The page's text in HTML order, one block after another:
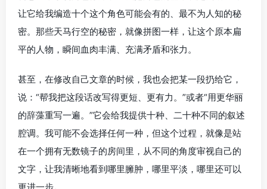
让它给我编造十个这个角色可能会有的、最不为人知的秘
密。那些天马行空的秘密，就像拼图一样，让这个原本扁
平的人物，瞬间血肉丰满、充满矛盾和张力。
甚至，在修改自己文章的时候，我也会把某一段扔给它，
说：“帮我把这段话改写得更短、更有力。”或者“用更华丽
的辞藻重写一遍。”它会给我提供十种、二十种不同的叙述
腔调。我可能不会选择任何一种，但这个过程，就像是站
在一个拥有无数镜子的房间里，从不同的角度审视自己的
文字，让我清晰地看到哪里臃肿，哪里平淡，哪里还可以
更进一步。